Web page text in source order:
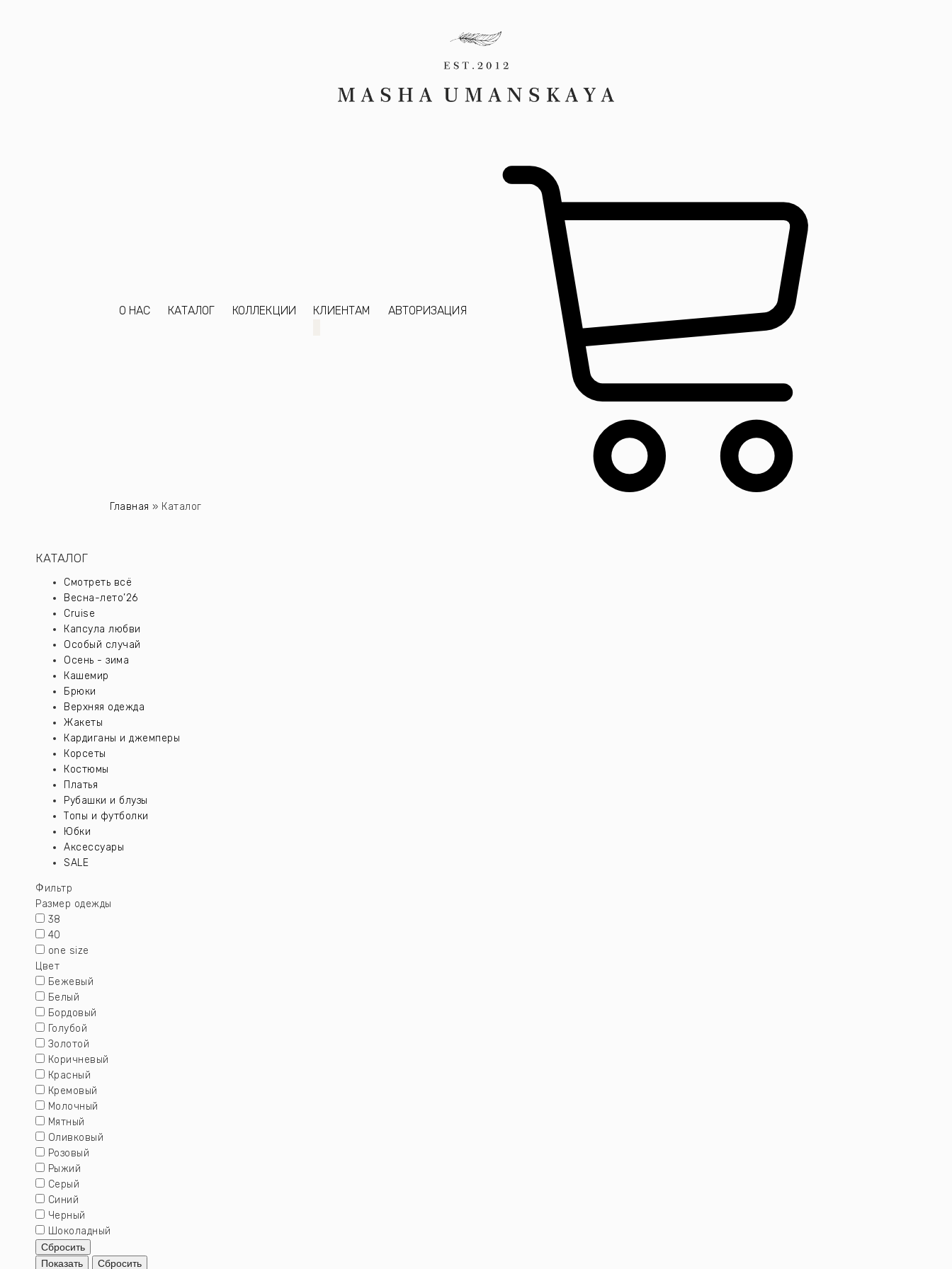
О НАС КАТАЛОГ КОЛЛЕКЦИИ КЛИЕНТАМ АВТОРИЗАЦИЯ
Главная » Каталог
КАТАЛОГ
Смотреть всё
Весна-лето’26
Cruise
Капсула любви
Особый случай
Осень - зима
Кашемир
Брюки
Верхняя одежда
Жакеты
Кардиганы и джемперы
Корсеты
Костюмы
Платья
Рубашки и блузы
Топы и футболки
Юбки
Аксессуары
SALE
Фильтр
Размер одежды
38
40
one size
Цвет
Бежевый
Белый
Бордовый
Голубой
Золотой
Коричневый
Красный
Кремовый
Молочный
Мятный
Оливковый
Розовый
Рыжий
Серый
Синий
Черный
Шоколадный